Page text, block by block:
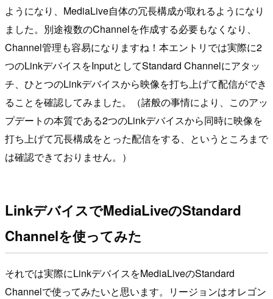
ようになり、MediaLive自体の冗長構成が取れるようになり
ました。別途複数のChannelを作成する必要もなくなり、
Channel管理も容易になりますね！本エントリでは実際に2
つのLinkデバイスをInputとしてStandard Channelにアタッ
チ、ひとつのLinkデバイスから映像を打ち上げて配信ができ
ることを確認してみました。（諸般の事情により、このアッ
プデートの本質である2つのLinkデバイスから同時に映像を
打ち上げて冗長構成をとった配信をする、というところまで
は確認できておりません。）
LinkデバイスでMediaLiveのStandard
Channelを使ってみた
それでは実際にLinkデバイスをMediaLiveのStandard
Channelで使ってみたいと思います。リージョンはオレゴン